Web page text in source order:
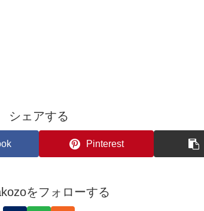
シェアする
Pinterest
をフォローする